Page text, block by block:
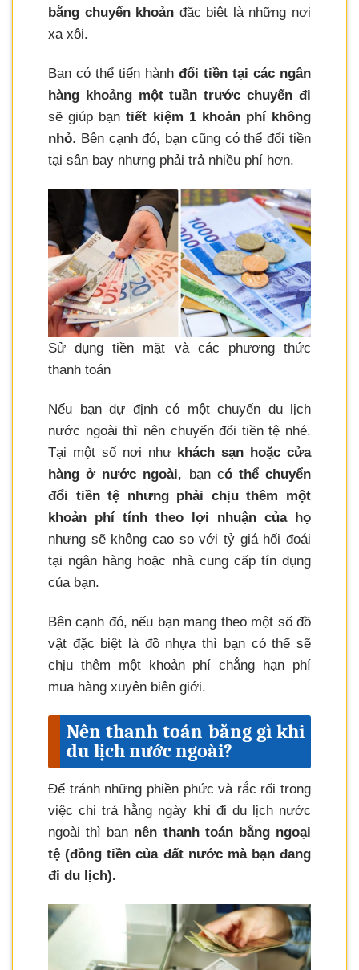
bằng chuyển khoản đặc biệt là những nơi
xa xôi.
Bạn có thể tiến hành đổi tiền tại các ngân
hàng khoảng một tuần trước chuyến đi
sẽ giúp bạntiết kiệm 1 khoản phí không
nhỏ. Bên cạnh đó, bạn cũng có thể đổi tiền
tại sân bay nhưng phải trả nhiều phí hơn.
Sử dụng tiền mặt và các phương thức
thanh toán
Nếu bạn dự định có một chuyến du lịch
nước ngoài thì nên chuyển đổi tiền tệ nhé.
Tại một số nơi như khách sạn hoặc cửa
hàng ở nước ngoài, bạn có thể chuyển
đổi tiền tệ nhưng phải chịu thêm một
khoản phí tính theo lợi nhuận của họ
nhưng sẽ không cao so với tỷ giá hối đoái
tại ngân hàng hoặc nhà cung cấp tín dụng
của bạn.
Bên cạnh đó, nếu bạn mang theo một số đồ
vật đặc biệt là đồ nhựa thì bạn có thể sẽ
chịu thêm một khoản phí chẳng hạn phí
mua hàng xuyên biên giới.
Nên thanh toán bằng gì khi
du lịch nước ngoài?
Để tránh những phiền phức và rắc rối trong
việc chi trả hằng ngày khi đi du lịch nước
ngoài thì bạn nên thanh toán bằng ngoại
tệ (đồng tiền của đất nước mà bạn đang
đi du lịch).